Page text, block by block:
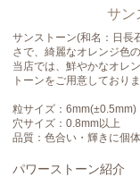
サン
サンストーン(和名：日長
さで、綺麗なオレンジ色
当店では、鮮やかなオレ
トーンをご用意しておりま
粒サイズ：6mm(±0.5mm)
穴サイズ：0.8mm以上
品質：色合い・輝きに個
パワーストーン紹介